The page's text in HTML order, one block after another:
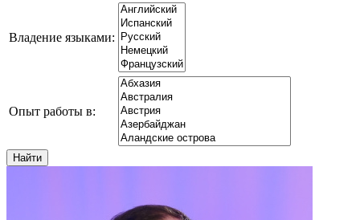
Владение языками:
Опыт работы в: